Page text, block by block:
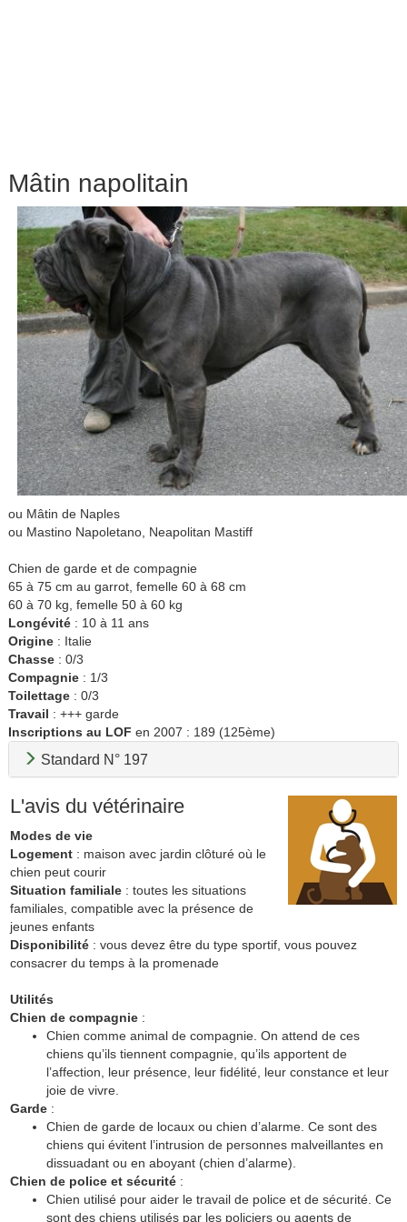
Mâtin napolitain
ou Mâtin de Naples
ou Mastino Napoletano, Neapolitan Mastiff
Chien de garde et de compagnie
65 à 75 cm au garrot, femelle 60 à 68 cm
60 à 70 kg, femelle 50 à 60 kg
Longévité: 10 à 11 ans
Origine: Italie
Chasse: 0/3
Compagnie: 1/3
Toilettage: 0/3
Travail : +++ garde
Inscriptions au LOF en 2007 : 189 (125ème)
Standard N° 197
L'avis du vétérinaire
Modes de vie
Logement: maison avec jardin clôturé où le
chien peut courir
Situation familiale: toutes les situations
familiales, compatible avec la présence de
jeunes enfants
Disponibilité: vous devez être du type sportif, vous pouvez
consacrer du temps à la promenade
Utilités
Chien de compagnie:
Chien comme animal de compagnie. On attend de ces
chiens qu’ils tiennent compagnie, qu’ils apportent de
l’affection, leur présence, leur fidélité, leur constance et leur
joie de vivre.
Garde:
Chien de garde de locaux ou chien d’alarme. Ce sont des
chiens qui évitent l’intrusion de personnes malveillantes en
dissuadant ou en aboyant (chien d’alarme).
Chien de police et sécurité:
Chien utilisé pour aider le travail de police et de sécurité. Ce
sont des chiens utilisés par les policiers ou agents de